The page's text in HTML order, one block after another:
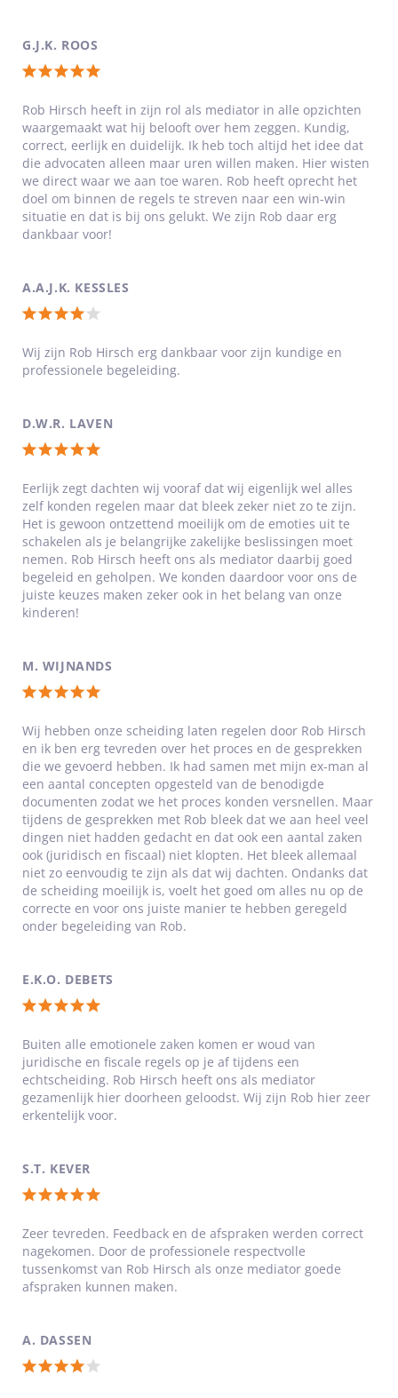
ervaring blijkt dat deze aandacht voor het kind leidt tot
een soepeler verloop van de (echt)scheiding.
Het heeft ook een gunstig effect op de communicatie
tussen jullie als ex-partners, wat weer ten goede komt aan
de ontwikkeling van de kinderen.
In het kort iets persoonlijks
Aan Maastricht University (UM) heb ik de leergang
Mediation en Conflict Management gevolgd. Daarnaast
nalatenschappen aan de Fontys Hogeschool.
Ik ben geboren en getogen in Kerkrade maar woon met
heel veel plezier al meer dan twintig jaar in Maastricht.
Supertrots ben ik op mijn vrouw en mijn vier dochters.
Naast mijn vak als mediator heb ik een passie voor duiken,
Werkgebied
Limburg: Zuid en Midden
Rob Hirsch:
‘Mijn cliënten zijn meestal toe aan
rust en willen na de scheiding bovenal
een nieuw leven opbouwen.’
sterren
G.J.K. ROOS
Totale
waardering:
5
van
5
sterren
Rob Hirsch heeft in zijn rol als mediator in alle opzichten
waargemaakt wat hij belooft over hem zeggen. Kundig,
correct, eerlijk en duidelijk. Ik heb toch altijd het idee dat
die advocaten alleen maar uren willen maken. Hier wisten
we direct waar we aan toe waren. Rob heeft oprecht het
doel om binnen de regels te streven naar een win-win
situatie en dat is bij ons gelukt. We zijn Rob daar erg
dankbaar voor!
A.A.J.K. KESSLES
Totale
waardering:
4
5
sterren
Wij zijn Rob Hirsch erg dankbaar voor zijn kundige en
professionele begeleiding.
D.W.R. LAVEN
Totale
waardering:
5
van
5
sterren
Eerlijk zegt dachten wij vooraf dat wij eigenlijk wel alles
zelf konden regelen maar dat bleek zeker niet zo te zijn.
Het is gewoon ontzettend moeilijk om de emoties uit te
schakelen als je belangrijke zakelijke beslissingen moet
nemen. Rob Hirsch heeft ons als mediator daarbij goed
begeleid en geholpen. We konden daardoor voor ons de
juiste keuzes maken zeker ook in het belang van onze
kinderen!
M. WIJNANDS
Totale
waardering:
5
van
5
sterren
Wij hebben onze scheiding laten regelen door Rob Hirsch
en ik ben erg tevreden over het proces en de gesprekken
die we gevoerd hebben. Ik had samen met mijn ex-man al
een aantal concepten opgesteld van de benodigde
documenten zodat we het proces konden versnellen. Maar
tijdens de gesprekken met Rob bleek dat we aan heel veel
dingen niet hadden gedacht en dat ook een aantal zaken
ook (juridisch en fiscaal) niet klopten. Het bleek allemaal
niet zo eenvoudig te zijn als dat wij dachten. Ondanks dat
de scheiding moeilijk is, voelt het goed om alles nu op de
correcte en voor ons juiste manier te hebben geregeld
onder begeleiding van Rob.
E.K.O. DEBETS
Totale
waardering:
5
van
5
Buiten alle emotionele zaken komen er woud van
juridische en fiscale regels op je af tijdens een
echtscheiding. Rob Hirsch heeft ons als mediator
gezamenlijk hier doorheen geloodst. Wij zijn Rob hier zeer
erkentelijk voor.
S.T. KEVER
Totale
waardering:
5
van
Zeer tevreden. Feedback en de afspraken werden correct
nagekomen. Door de professionele respectvolle
tussenkomst van Rob Hirsch als onze mediator goede
afspraken kunnen maken.
A. DASSEN
Totale